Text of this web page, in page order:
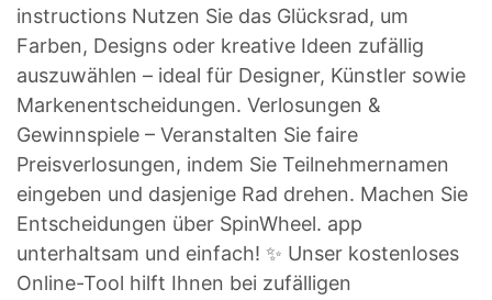
instructions Nutzen Sie das Glücksrad, um
Farben, Designs oder kreative Ideen zufällig
auszuwählen – ideal für Designer, Künstler sowie
Markenentscheidungen. Verlosungen &
Gewinnspiele – Veranstalten Sie faire
Preisverlosungen, indem Sie Teilnehmernamen
eingeben und dasjenige Rad drehen. Machen Sie
Entscheidungen über SpinWheel. app
unterhaltsam und einfach! ✨ Unser kostenloses
Online-Tool hilft Ihnen bei zufälligen